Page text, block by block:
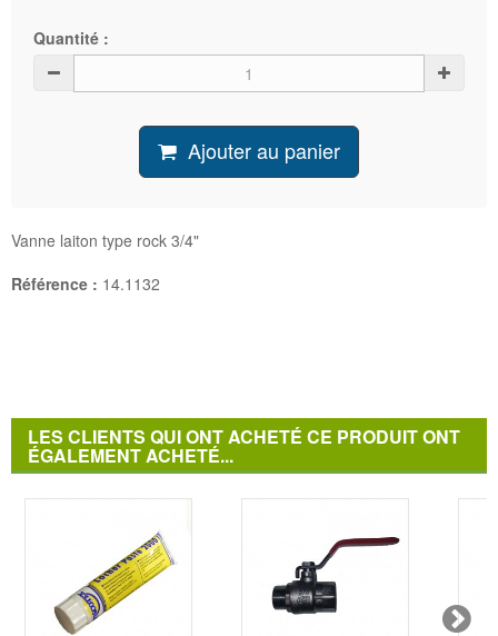
Quantité :
Ajouter au panier
Vanne laiton type rock 3/4"
Référence : 14.1132
LES CLIENTS QUI ONT ACHETÉ CE PRODUIT ONT
ÉGALEMENT ACHETÉ...